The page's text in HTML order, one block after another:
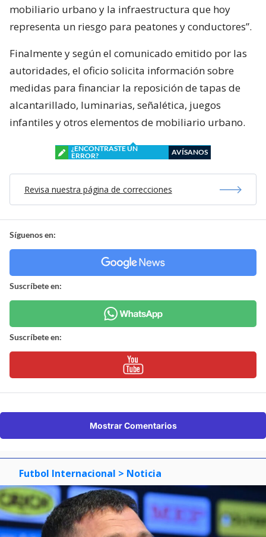
mobiliario urbano y la infraestructura que hoy
representa un riesgo para peatones y conductores”.
Finalmente y según el comunicado emitido por las
autoridades, el oficio solicita información sobre
medidas para financiar la reposición de tapas de
alcantarillado, luminarias, señalética, juegos
infantiles y otros elementos de mobiliario urbano.
¿ENCONTRASTE UN
ERROR?
AVÍSANOS
Revisa nuestra página de correcciones
Síguenos en:
Suscríbete en:
Suscríbete en:
Mostrar Comentarios
Futbol Internacional > Noticia